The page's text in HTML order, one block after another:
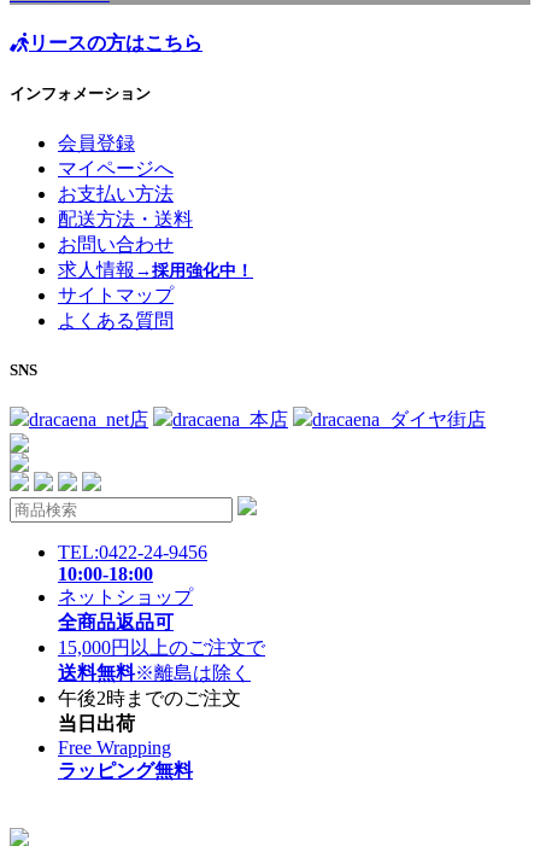
リースの方はこちら
インフォメーション
会員登録
マイページへ
お支払い方法
配送方法・送料
お問い合わせ
求人情報 →採用強化中！
サイトマップ
よくある質問
SNS
dracaena_net店 dracaena_本店 dracaena_ダイヤ街店
TEL:0422-24-9456
10:00-18:00
ネットショップ
全商品返品可
15,000円以上のご注文で
送料無料※離島は除く
午後2時までのご注文
当日出荷
Free Wrapping
ラッピング無料